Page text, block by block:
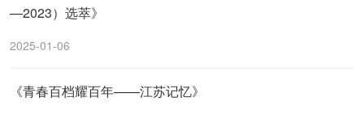
—2023）选萃》
2025-01-06
《青春百档耀百年——江苏记忆》